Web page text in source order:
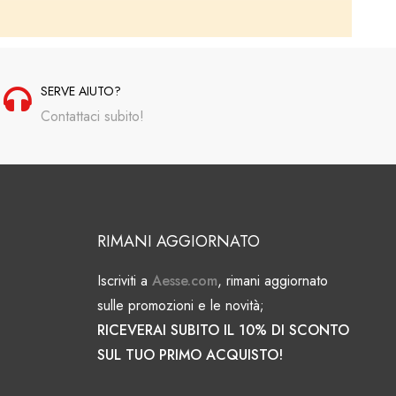
SERVE AIUTO?
Contattaci subito!
RIMANI AGGIORNATO
Iscriviti aAesse.com, rimani aggiornato
sulle promozioni e le novità;
RICEVERAI SUBITO IL 10% DI SCONTO
SUL TUO PRIMO ACQUISTO!